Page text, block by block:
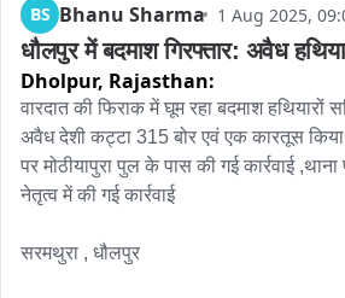
BS Bhanu Sharma 1 Aug 2025,
धौलपुर में बदमाश गिरफ्तार: अवैध
Dholpur, Rajasthan:
वारदात की फिराक में घूम रहा बदमाश हथियारों
अवैध देशी कट्टा 315 बोर एवं एक कारतूस
पर मोठीयापुरा पुल के पास की गई कार्रवाई
नेतृत्व में की गई कार्रवाई
सरमथुरा , धौलपुर